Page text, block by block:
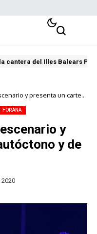
cantera del Illes Balears
y presenta un cartel
FORANA
y
y de